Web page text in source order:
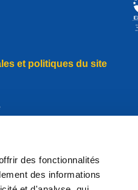
des fonctionnalités
des informations
et politiques du site
aux cookies